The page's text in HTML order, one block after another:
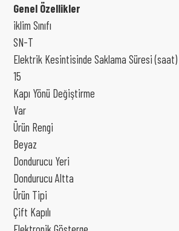
Genel Özellikler
iklim Sınıfı
SN-T
Elektrik Kesintisinde Saklama Süresi (saat)
15
Kapı Yönü Değiştirme
Var
Ürün Rengi
Beyaz
Dondurucu Yeri
Dondurucu Altta
Ürün Tipi
Çift Kapılı